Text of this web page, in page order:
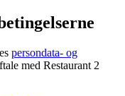
persondata- og
med Restaurant 2